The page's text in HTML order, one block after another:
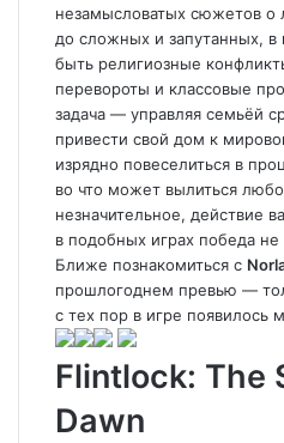
незамысловатых сюжетов о
до сложных и запутанных, в
быть религиозные
перевороты и классовые
задача — управляя семьёй
привести свой дом к
изрядно повеселиться в
во что может вылиться
незначительное, действие
в подобных играх победа не
Ближе познакомиться с
прошлогоднем превью —
с тех пор в игре появилось
Flintlock: The
Dawn